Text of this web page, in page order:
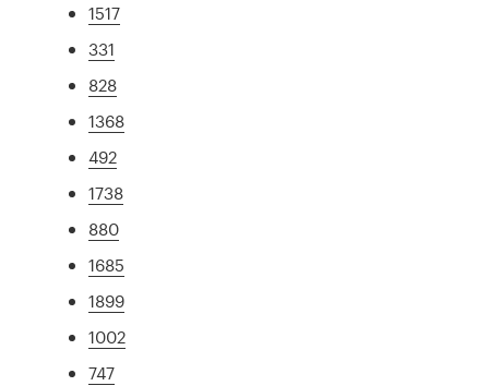
1517
331
828
1368
492
1738
880
1685
1899
1002
747